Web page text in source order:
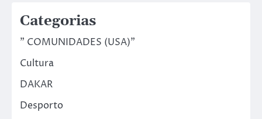
Categorias
" COMUNIDADES (USA)"
Cultura
DAKAR
Desporto